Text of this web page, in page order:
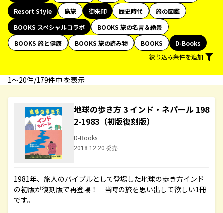
Resort Style
島旅 御朱印 歴史時代
旅の図鑑
BOOKS スペシャルコラボ
BOOKS 旅の名言＆絶景
BOOKS 旅と健康
BOOKS 旅の読み物 BOOKS
D-Books
絞り込み条件を追加
1〜20件/179件中 を表示
地球の歩き方 3 インド・ネパール 198
2-1983（初版復刻版）
D-Books
2018.12.20 発売
1981年、旅人のバイブルとして登場した地球の歩き方インド
の初版が復刻版で再登場！ 当時の旅を思い出して欲しい1冊
です。